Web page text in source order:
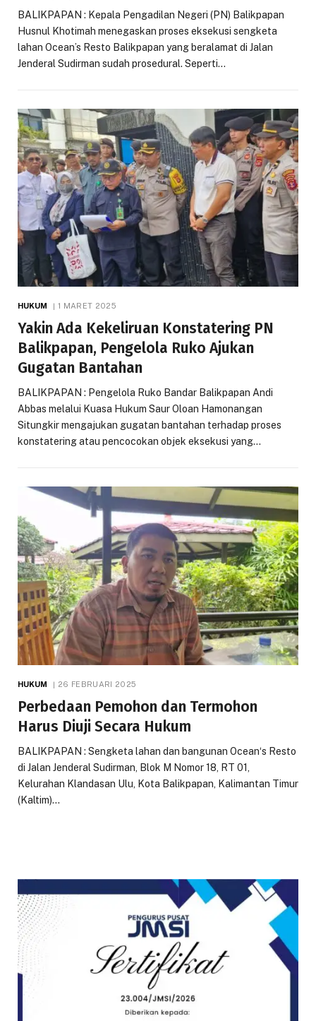
BALIKPAPAN : Kepala Pengadilan Negeri (PN) Balikpapan
Husnul Khotimah menegaskan proses eksekusi sengketa
lahan Ocean’s Resto Balikpapan yang beralamat di Jalan
Jenderal Sudirman sudah prosedural. Seperti…
HUKUM 1 MARET 2025
Yakin Ada Kekeliruan Konstatering PN
Balikpapan, Pengelola Ruko Ajukan
Gugatan Bantahan
BALIKPAPAN : Pengelola Ruko Bandar Balikpapan Andi
Abbas melalui Kuasa Hukum Saur Oloan Hamonangan
Situngkir mengajukan gugatan bantahan terhadap proses
konstatering atau pencocokan objek eksekusi yang…
HUKUM 26 FEBRUARI 2025
Perbedaan Pemohon dan Termohon
Harus Diuji Secara Hukum
BALIKPAPAN : Sengketa lahan dan bangunan Ocean‘s Resto
di Jalan Jenderal Sudirman, Blok M Nomor 18, RT 01,
Kelurahan Klandasan Ulu, Kota Balikpapan, Kalimantan Timur
(Kaltim)…